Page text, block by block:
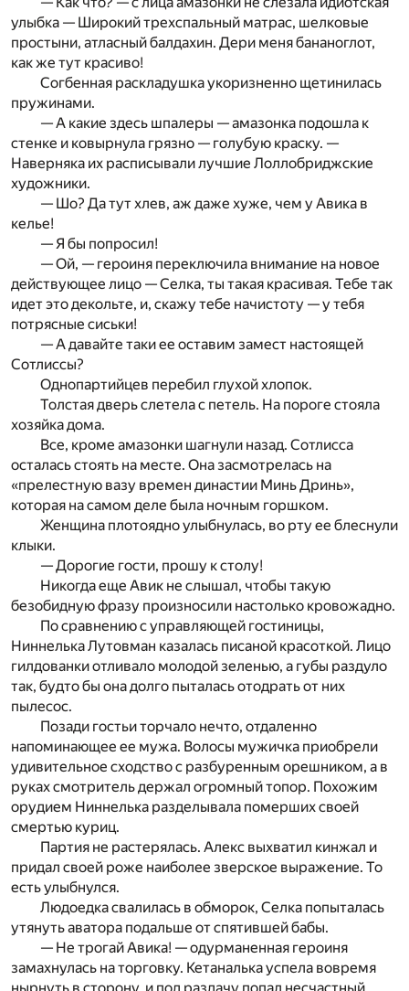
улыбка — Широкий трехспальный матрас, шелковые
простыни, атласный балдахин. Дери меня бананоглот,
как же тут красиво!
Согбенная раскладушка укоризненно щетинилась
пружинами.
— А какие здесь шпалеры — амазонка подошла к
стенке и ковырнула грязно — голубую краску. —
Наверняка их расписывали лучшие Лоллобриджские
художники.
— Шо? Да тут хлев, аж даже хуже, чем у Авика в
келье!
— Я бы попросил!
— Ой, — героиня переключила внимание на новое
действующее лицо — Селка, ты такая красивая. Тебе так
идет это декольте, и, скажу тебе начистоту — у тебя
потрясные сиськи!
— А давайте таки ее оставим замест настоящей
Сотлиссы?
Однопартийцев перебил глухой хлопок.
Толстая дверь слетела с петель. На пороге стояла
хозяйка дома.
Все, кроме амазонки шагнули назад. Сотлисса
осталась стоять на месте. Она засмотрелась на
«прелестную вазу времен династии Минь Дринь»,
которая на самом деле была ночным горшком.
Женщина плотоядно улыбнулась, во рту ее блеснули
клыки.
— Дорогие гости, прошу к столу!
Никогда еще Авик не слышал, чтобы такую
безобидную фразу произносили настолько кровожадно.
По сравнению с управляющей гостиницы,
Ниннелька Лутовман казалась писаной красоткой. Лицо
гилдованки отливало молодой зеленью, а губы раздуло
так, будто бы она долго пыталась отодрать от них
пылесос.
Позади гостьи торчало нечто, отдаленно
напоминающее ее мужа. Волосы мужичка приобрели
удивительное сходство с разбуренным орешником, а в
руках смотритель держал огромный топор. Похожим
орудием Ниннелька разделывала померших своей
смертью куриц.
Партия не растерялась. Алекс выхватил кинжал и
придал своей роже наиболее зверское выражение. То
есть улыбнулся.
Людоедка свалилась в обморок, Селка попыталась
утянуть аватора подальше от спятившей бабы.
— Не трогай Авика! — одурманенная героиня
замахнулась на торговку. Кетаналька успела вовремя
нырнуть в сторону, и под раздачу попал несчастный